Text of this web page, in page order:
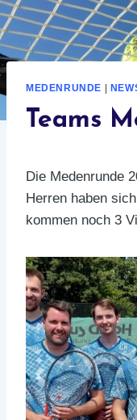
MEDENRUNDE |
Teams
Die Medenrunde
Herren haben
kommen noch 3